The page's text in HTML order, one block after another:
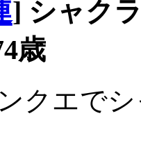
] シャク
歳
クエで